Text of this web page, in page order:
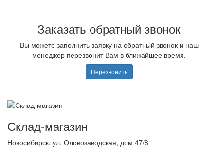
Заказать обратный звонок
Вы можете заполнить заявку на обратный звонок и наш
менеджер перезвонит Вам в ближайшее время.
Перезвонить
Склад-магазин
Новосибирск, ул. Оловозаводская, дом 47/8